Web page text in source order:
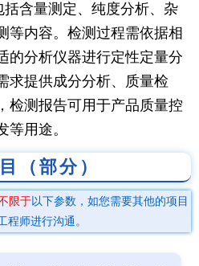
含量测定、纯度分析、杂
等内容。检测过程需依据相
的分析仪器进行定性定量分
求提供成分分析、质量检
检测报告可用于产品质量控
用途。
（部分）
限于以下参数，如您需要其他的项目
程师进行沟通。